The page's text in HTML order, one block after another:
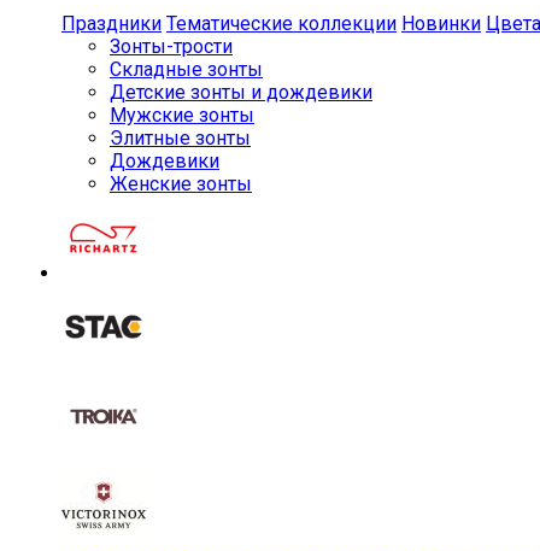
Праздники Тематические коллекции Новинки Цвета
Зонты-трости
Складные зонты
Детские зонты и дождевики
Мужские зонты
Элитные зонты
Дождевики
Женские зонты